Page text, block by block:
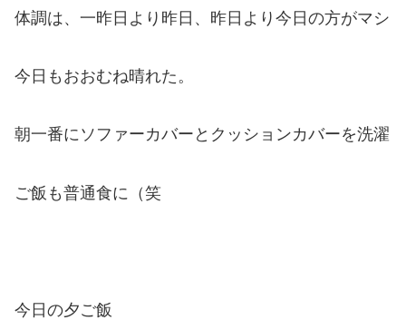
体調は、一昨日より昨日、昨日より今日の方がマシ
今日もおおむね晴れた。
朝一番にソファーカバーとクッションカバーを洗濯
ご飯も普通食に（笑
今日の夕ご飯